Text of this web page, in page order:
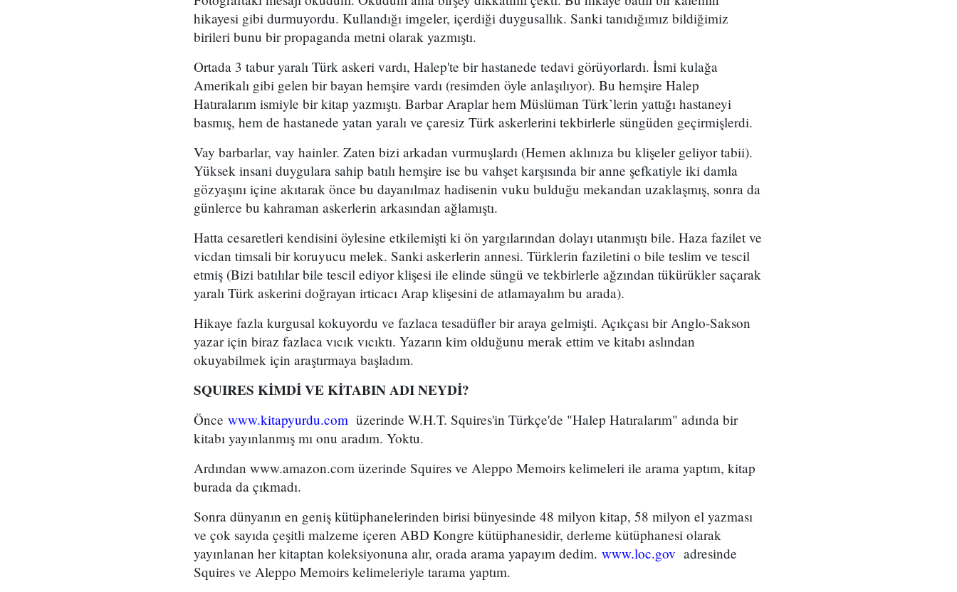
hikayesi gibi durmuyordu. Kullandığı imgeler, içerdiği duygusallık. Sanki tanıdığımız bildiğimiz
birileri bunu bir propaganda metni olarak yazmıştı.
Ortada 3 tabur yaralı Türk askeri vardı, Halep'te bir hastanede tedavi görüyorlardı. İsmi kulağa
Amerikalı gibi gelen bir bayan hemşire vardı (resimden öyle anlaşılıyor). Bu hemşire Halep
Hatıralarım ismiyle bir kitap yazmıştı. Barbar Araplar hem Müslüman Türk’lerin yattığı hastaneyi
basmış, hem de hastanede yatan yaralı ve çaresiz Türk askerlerini tekbirlerle süngüden geçirmişlerdi.
Vay barbarlar, vay hainler. Zaten bizi arkadan vurmuşlardı (Hemen aklınıza bu klişeler geliyor tabii).
Yüksek insani duygulara sahip batılı hemşire ise bu vahşet karşısında bir anne şefkatiyle iki damla
gözyaşını içine akıtarak önce bu dayanılmaz hadisenin vuku bulduğu mekandan uzaklaşmış, sonra da
günlerce bu kahraman askerlerin arkasından ağlamıştı.
Hatta cesaretleri kendisini öylesine etkilemişti ki ön yargılarından dolayı utanmıştı bile. Haza fazilet ve
vicdan timsali bir koruyucu melek. Sanki askerlerin annesi. Türklerin faziletini o bile teslim ve tescil
etmiş (Bizi batılılar bile tescil ediyor klişesi ile elinde süngü ve tekbirlerle ağzından tükürükler saçarak
yaralı Türk askerini doğrayan irticacı Arap klişesini de atlamayalım bu arada).
Hikaye fazla kurgusal kokuyordu ve fazlaca tesadüfler bir araya gelmişti. Açıkçası bir Anglo-Sakson
yazar için biraz fazlaca vıcık vıcıktı. Yazarın kim olduğunu merak ettim ve kitabı aslından
okuyabilmek için araştırmaya başladım.
SQUIRES KİMDİ VE KİTABIN ADI NEYDİ?
Önce www.kitapyurdu.com üzerinde W.H.T. Squires'in Türkçe'de "Halep Hatıralarım" adında bir
kitabı yayınlanmış mı onu aradım. Yoktu.
Ardından www.amazon.com üzerinde Squires ve Aleppo Memoirs kelimeleri ile arama yaptım, kitap
burada da çıkmadı.
Sonra dünyanın en geniş kütüphanelerinden birisi bünyesinde 48 milyon kitap, 58 milyon el yazması
ve çok sayıda çeşitli malzeme içeren ABD Kongre kütüphanesidir, derleme kütüphanesi olarak
yayınlanan her kitaptan koleksiyonuna alır, orada arama yapayım dedim. www.loc.gov adresinde
Squires ve Aleppo Memoirs kelimeleriyle tarama yaptım.